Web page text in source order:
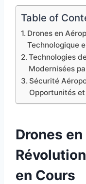
Table of
Drones en
Technologique
Technologies
Modernisées
Sécurité
Opportunités
Drones
en Cours